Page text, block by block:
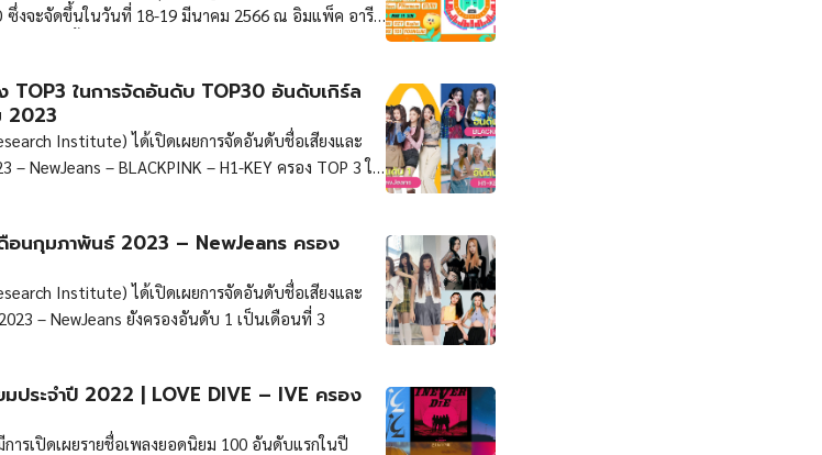
ซึ่งจะจัดขึ้นในวันที่ 18-19 มีนาคม 2566 ณ อิมแพ็ค อารี
TOP3 ในการจัดอันดับ TOP30 อันดับเกิร์ล
2023
Institute) ได้เปิดเผยการจัดอันดับชื่อเสียงและ
NewJeans – BLACKPINK – H1-KEY ครอง TOP 3 ใน
อนกุมภาพันธ์ 2023 – NewJeans ครอง
Institute) ได้เปิดเผยการจัดอันดับชื่อเสียงและ
– NewJeans ยังครองอันดับ 1 เป็นเดือนที่ 3
ประจำปี 2022 | LOVE DIVE – IVE ครอง
ารเปิดเผยรายชื่อเพลงยอดนิยม 100 อันดับแรกในปี